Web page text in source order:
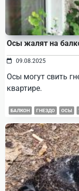
Осы жалят на
09.08.2025
Осы могут свить
квартире.
БАЛКОН ГНЕЗДО ОСЫ